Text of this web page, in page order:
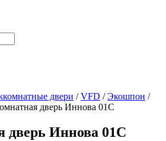
двери /VFD /Экошпон /
дверь Иннова 01С
дверь Иннова 01С